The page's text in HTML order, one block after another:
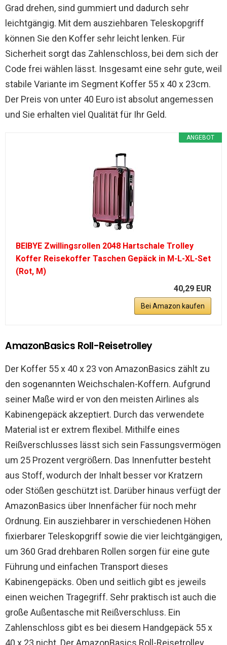
Grad drehen, sind gummiert und dadurch sehr
leichtgängig. Mit dem ausziehbaren Teleskopgriff
können Sie den Koffer sehr leicht lenken. Für
Sicherheit sorgt das Zahlenschloss, bei dem sich der
Code frei wählen lässt. Insgesamt eine sehr gute, weil
stabile Variante im Segment Koffer 55 x 40 x 23cm.
Der Preis von unter 40 Euro ist absolut angemessen
und Sie erhalten viel Qualität für Ihr Geld.
ANGEBOT
BEIBYE Zwillingsrollen 2048 Hartschale Trolley
Koffer Reisekoffer Taschen Gepäck in M-L-XL-Set
(Rot, M)
40,29 EUR
Bei Amazon kaufen
AmazonBasics Roll-Reisetrolley
Der Koffer 55 x 40 x 23 von AmazonBasics zählt zu
den sogenannten Weichschalen-Koffern. Aufgrund
seiner Maße wird er von den meisten Airlines als
Kabinengepäck akzeptiert. Durch das verwendete
Material ist er extrem flexibel. Mithilfe eines
Reißverschlusses lässt sich sein Fassungsvermögen
um 25 Prozent vergrößern. Das Innenfutter besteht
aus Stoff, wodurch der Inhalt besser vor Kratzern
oder Stößen geschützt ist. Darüber hinaus verfügt der
AmazonBasics über Innenfächer für noch mehr
Ordnung. Ein ausziehbarer in verschiedenen Höhen
fixierbarer Teleskopgriff sowie die vier leichtgängigen,
um 360 Grad drehbaren Rollen sorgen für eine gute
Führung und einfachen Transport dieses
Kabinengepäcks. Oben und seitlich gibt es jeweils
einen weichen Tragegriff. Sehr praktisch ist auch die
große Außentasche mit Reißverschluss. Ein
Zahlenschloss gibt es bei diesem Handgepäck 55 x
40 x 23 nicht. Der AmazonBasics Roll-Reisetrolley